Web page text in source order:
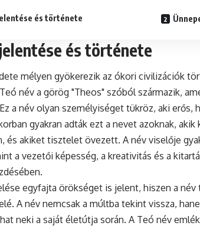
és története
és története
mélyen gyökerezik az ókori civilizációk
név a görög "Theos" szóból származik,
a név olyan személyiséget tükröz, aki
gyakran adták ezt a nevet azoknak,
és akiket tisztelet övezett. A név viselője
a vezetői képesség, a kreativitás és a
egyfajta örökséget is jelent, hiszen a
A név nemcsak a múltba tekint vissza,
neki a saját életútja során. A Teó név